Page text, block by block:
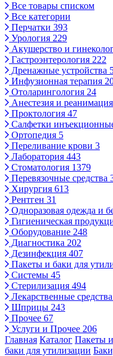
Все товары списком
Все категории
Перчатки 393
Урология 229
Акушерство и
Гастроэнтерология 222
Дренажные устройства
Инфузионная терапия
Отоларингология 24
Анестезия и реанимация
Проктология 47
Салфетки
Ортопедия 5
Переливание крови 3
Лаборатория 443
Стоматология 1379
Перевязочные средства
Хирургия 613
Рентген 31
Одноразовая одежда и
Гигиеническая
Оборудование 248
Диагностика 202
Дезинфекция 407
Пакеты и баки для
Системы 45
Стерилизация 494
Лекарственные средства
Шприцы 243
Прочее 67
Услуги и Прочее 206
Главная Каталог Пакеты
баки для утилизации